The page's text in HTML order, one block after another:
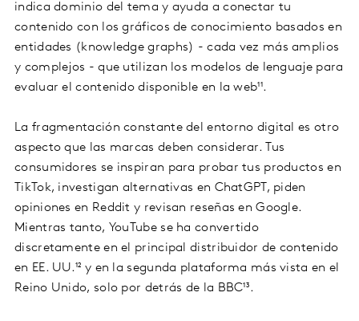
indica dominio del tema y ayuda a conectar tu
contenido con los gráficos de conocimiento basados en
entidades (knowledge graphs) - cada vez más amplios
y complejos - que utilizan los modelos de lenguaje para
evaluar el contenido disponible en la web¹¹.
La fragmentación constante del entorno digital es otro
aspecto que las marcas deben considerar. Tus
consumidores se inspiran para probar tus productos en
TikTok, investigan alternativas en ChatGPT, piden
opiniones en Reddit y revisan reseñas en Google.
Mientras tanto, YouTube se ha convertido
discretamente en el principal distribuidor de contenido
en EE. UU.¹² y en la segunda plataforma más vista en el
Reino Unido, solo por detrás de la BBC¹³.